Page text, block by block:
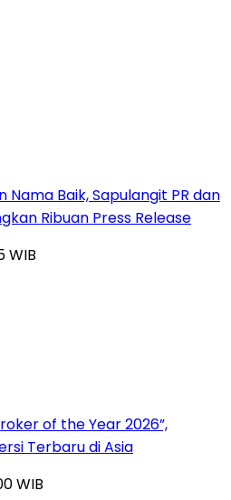
Baik, Sapulangit PR dan
Ribuan Press Release
WIB
of the Year 2026”,
Terbaru di Asia
WIB